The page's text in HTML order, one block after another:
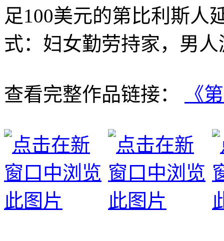
足100美元的第比利斯人
式：妇女勤劳持家，男人
查看完整作品链接： 《